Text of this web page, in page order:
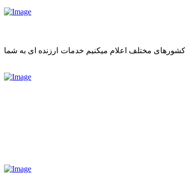
کشورهای مختلف اعلام میکنیم خدمات ارزنده ای به شما